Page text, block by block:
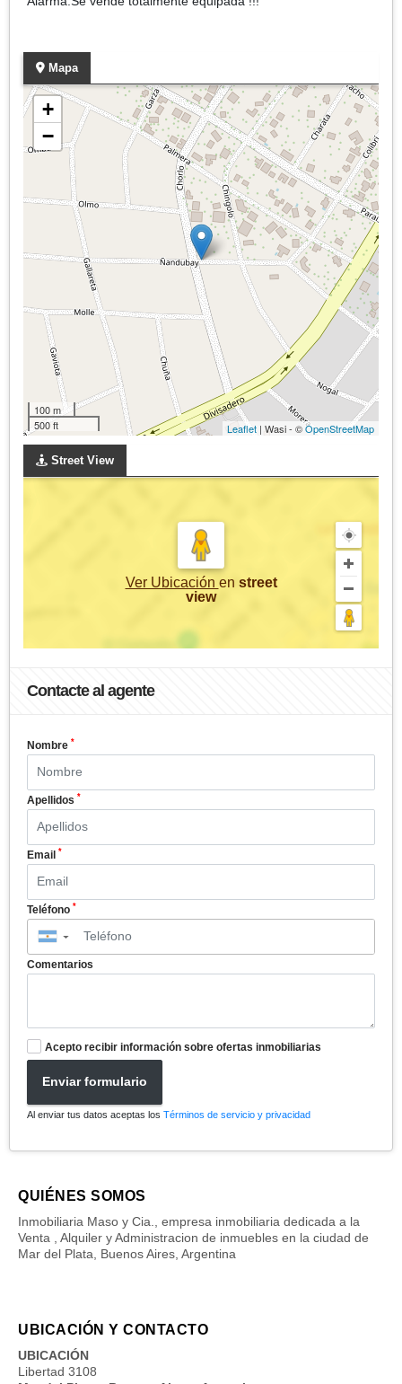
Mapa
+
−
100 m
500 ft
Leaflet | Wasi - ©OpenStreetMap
Street View
Ver Ubicación en street
view
Contacte al agente
Nombre *
Apellidos *
Email *
Teléfono *
▼
Comentarios
Acepto recibir información sobre ofertas inmobiliarias
Enviar formulario
Al enviar tus datos aceptas los Términos de servicio y privacidad
QUIÉNES SOMOS
Inmobiliaria Maso y Cia., empresa inmobiliaria dedicada a la
Venta , Alquiler y Administracion de inmuebles en la ciudad de
Mar del Plata, Buenos Aires, Argentina
UBICACIÓN Y CONTACTO
UBICACIÓN
Libertad 3108